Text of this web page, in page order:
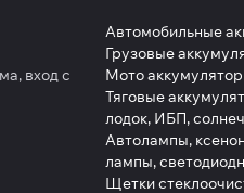
вход с
Автомобильные
Грузовые
Мото
Тяговые
лодок, ИБП,
Автолампы,
лампы,
Щетки